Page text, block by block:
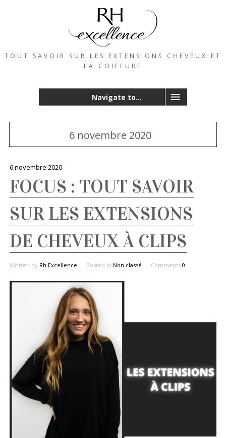
TOUT SAVOIR SUR LES EXTENSIONS CHEVEUX ET
LA COIFFURE
Navigate to...
6 novembre 2020
6 novembre 2020
FOCUS : TOUT SAVOIR
SUR LES EXTENSIONS
DE CHEVEUX À CLIPS
Written by Rh Excellence Posted in Non classé Comments 0